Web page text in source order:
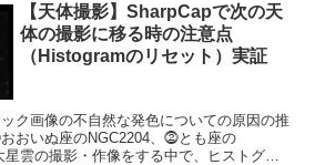
【天体撮影】SharpCapで次の天
体の撮影に移る時の注意点
（Histogramのリセット）実証
ク画像の不自然な発色についての原因の推
おいぬ座のNGC2204、⓶とも座の
雲の撮影・作像をする中で、ヒストグラ